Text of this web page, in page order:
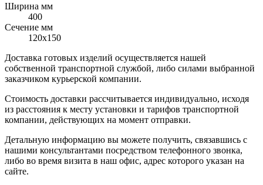
Ширина мм
400
Сечение мм
120х150
Доставка готовых изделий осуществляется нашей
собственной транспортной службой, либо силами выбранной
заказчиком курьерской компании.
Стоимость доставки рассчитывается индивидуально, исходя
из расстояния к месту установки и тарифов транспортной
компании, действующих на момент отправки.
Детальную информацию вы можете получить, связавшись с
нашими консультантами посредством телефонного звонка,
либо во время визита в наш офис, адрес которого указан на
сайте.